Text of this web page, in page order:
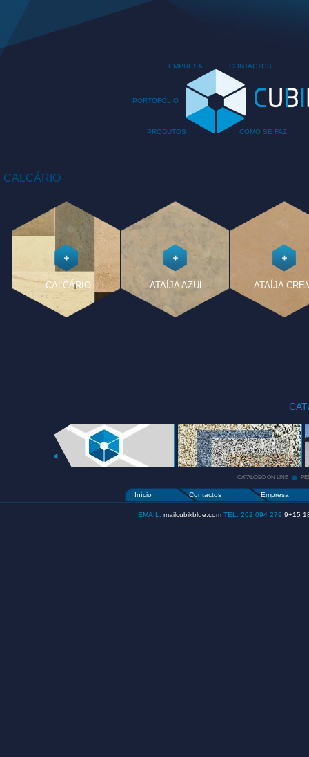
CONTACTOS
EMPRESA
PORTOFOLIO
PRODUTOS COMO SE FAZ
CALCÁRIO
CALCÁRIO ATAÍJA AZUL ATAÍJA
CATALOGO
ON LINE
+
CATALOGO ON LINE
Início Contactos Empresa
EMAIL: mailcubikblue.com TEL: 262 094 279 9+15